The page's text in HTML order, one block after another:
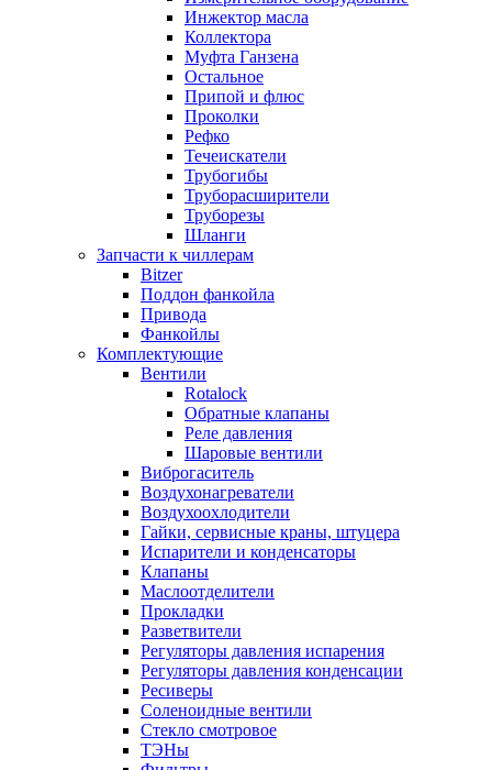
Инжектор масла
Коллектора
Муфта Ганзена
Остальное
Припой и флюс
Проколки
Рефко
Течеискатели
Трубогибы
Труборасширители
Труборезы
Шланги
Запчасти к чиллерам
Bitzer
Поддон фанкойла
Привода
Фанкойлы
Комплектующие
Вентили
Rotalock
Обратные клапаны
Реле давления
Шаровые вентили
Виброгаситель
Воздухонагреватели
Воздухоохлодители
Гайки, сервисные краны, штуцера
Испарители и конденсаторы
Клапаны
Маслоотделители
Прокладки
Разветвители
Регуляторы давления испарения
Регуляторы давления конденсации
Ресиверы
Соленоидные вентили
Стекло смотровое
ТЭНы